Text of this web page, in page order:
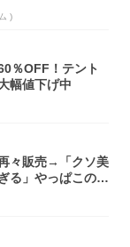
)
％OFF！テント
幅値下げ中
々販売→「クソ美
る」やっぱこのク